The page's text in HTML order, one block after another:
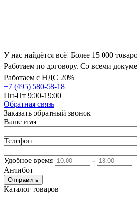
У нас найдётся всё! Более 15 000
Работаем по договору. Со всеми
Работаем с НДС 20%
+7 (495) 580-58-18
Пн-Пт 9:00-19:00
Обратная связь
Заказать обратный звонок
Ваше имя
Телефон
Удобное время
-
Антибот
Отправить
Каталог товаров